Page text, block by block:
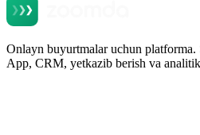
Onlayn buyurtmalar uchun
App, CRM, yetkazib berish va